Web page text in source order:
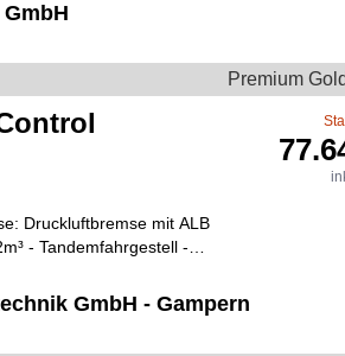
Premium
Druckluftbremse mit ALB
GmbH - Gampern